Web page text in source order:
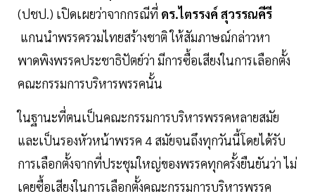
(ปชป.) เปิดเผยว่าจากกรณีที่ ดร.ไตรรงค์ สุวรรณคีรี
แกนนำพรรครวมไทยสร้างชาติ ให้สัมภาษณ์กล่าวหา
พาดพิงพรรคประชาธิปัตย์ว่า มีการซื้อเสียงในการเลือกตั้ง
คณะกรรมการบริหารพรรคนั้น
ในฐานะที่ตนเป็นคณะกรรมการบริหารพรรคหลายสมัย
และเป็นรองหัวหน้าพรรค 4 สมัยจนถึงทุกวันนี้โดยได้รับ
การเลือกตั้งจากที่ประชุมใหญ่ของพรรคทุกครั้งยืนยันว่า ไม่
เคยซื้อเสียงในการเลือกตั้งคณะกรรมการบริหารพรรค